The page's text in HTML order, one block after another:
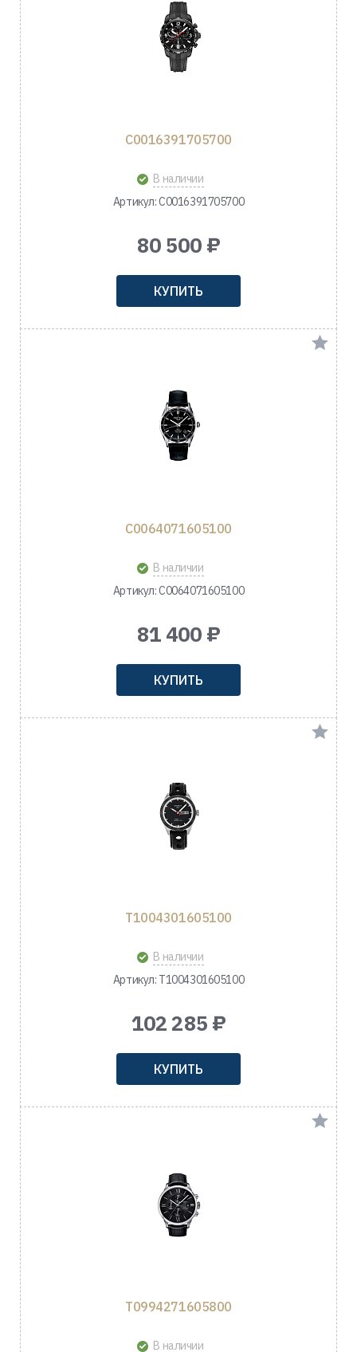
C0016391705700
В наличии
Артикул: C0016391705700
80 500 ₽
КУПИТЬ
C0064071605100
В наличии
Артикул: C0064071605100
81 400 ₽
КУПИТЬ
T1004301605100
В наличии
Артикул: T1004301605100
102 285 ₽
КУПИТЬ
T0994271605800
В наличии